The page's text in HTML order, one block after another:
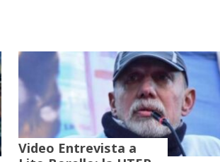
Video Entrevista a